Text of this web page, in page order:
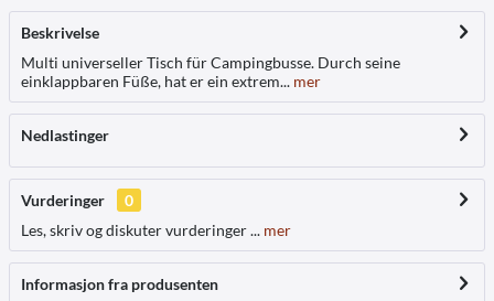
Beskrivelse
Multi universeller Tisch für Campingbusse. Durch seine
einklappbaren Füße, hat er ein extrem... mer
Nedlastinger
Vurderinger
0
Les, skriv og diskuter vurderinger ... mer
Informasjon fra produsenten